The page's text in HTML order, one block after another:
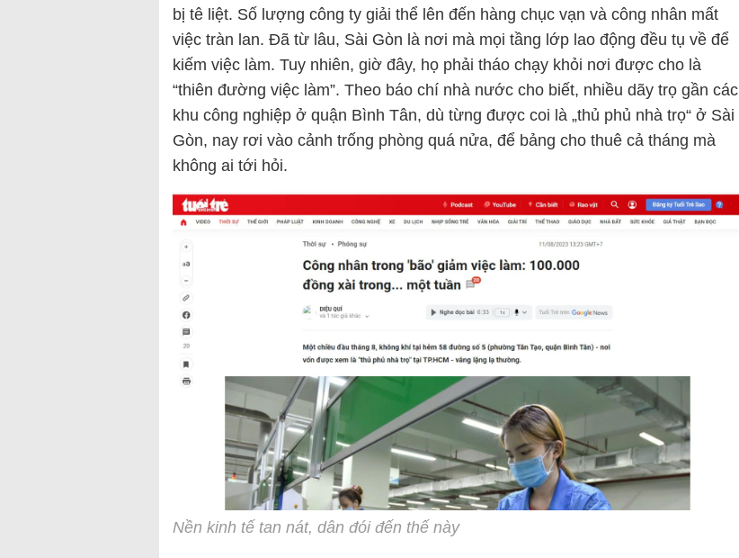
bị tê liệt. Số lượng công ty giải thể lên đến hàng chục vạn và công nhân mất
việc tràn lan. Đã từ lâu, Sài Gòn là nơi mà mọi tầng lớp lao động đều tụ về để
kiếm việc làm. Tuy nhiên, giờ đây, họ phải tháo chạy khỏi nơi được cho là
“thiên đường việc làm”. Theo báo chí nhà nước cho biết, nhiều dãy trọ gần các
khu công nghiệp ở quận Bình Tân, dù từng được coi là „thủ phủ nhà trọ“ ở Sài
Gòn, nay rơi vào cảnh trống phòng quá nửa, để bảng cho thuê cả tháng mà
không ai tới hỏi.
Nền kinh tế tan nát, dân đói đến thế này